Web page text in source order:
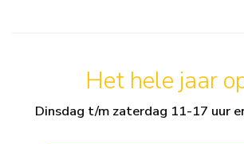
Het hele jaar
Dinsdag t/m zaterdag 11-17 uur